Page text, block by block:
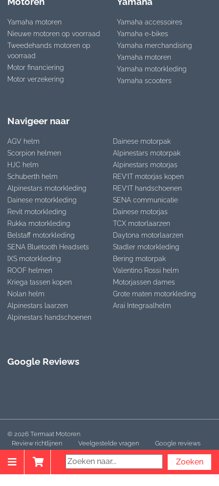
Yamaha motoren
Nieuwe motoren op voorraad
Tweedehands motoren op
voorraad
Motor financiering
Motor verzekering
Yamaha accessoires
Yamaha e-bikes
Yamaha merchandising
Yamaha motoren
Yamaha motorkleding
Yamaha scooters
Navigeer naar
AGV helm
Scorpion helmen
HJC helm
Schuberth helm
Alpinestars motorkleding
Dainese motorkleding
Revit motorkleding
Rukka motorkleding
Belstaff motorkleding
SENA Bluetooth Headsets
IXS motorkleding
ROOF helmen
Kriega tassen kopen
Nolan helm
Alpinestars laarzen
Alpinestars handschoenen
Dainese motorpak
Alpinestars motorpak
Alpinestars motorjas
REV’IT motorjas kopen
REV’IT handschoenen
SENA communicatie
Dainese motorjas
TCX motorlaarzen
Daytona motorlaarzen
Stadler motorkleding
Bering motorpak
Valentino Rossi helm
Motorjassen dames
Grote maten motorkleding
Arai Integraalhelm
Google Reviews
© 2026 Termaat Motoren
Review richtlijnen
Veelgestelde vragen Google reviews